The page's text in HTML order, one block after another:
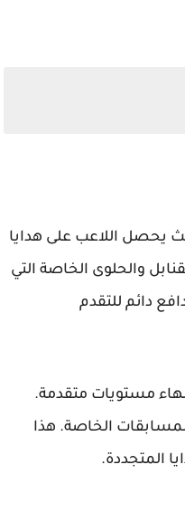
يحصل اللاعب على هدايا
والحلوى الخاصة التي
دائم للتقدم
إنهاء مستويات متقدمة.
الخاصة. هذا
المتجددة.